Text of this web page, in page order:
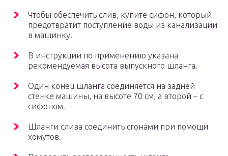
Чтобы обеспечить слив, купите сифон, который
предотвратит поступление воды из канализации
в машинку.
В инструкции по применению указана
рекомендуемая высота выпускного шланга.
Один конец шланга соединяется на задней
стенке машины, на высоте 70 см, а второй – с
сифоном.
Шланги слива соединить сгонами при помощи
хомутов.